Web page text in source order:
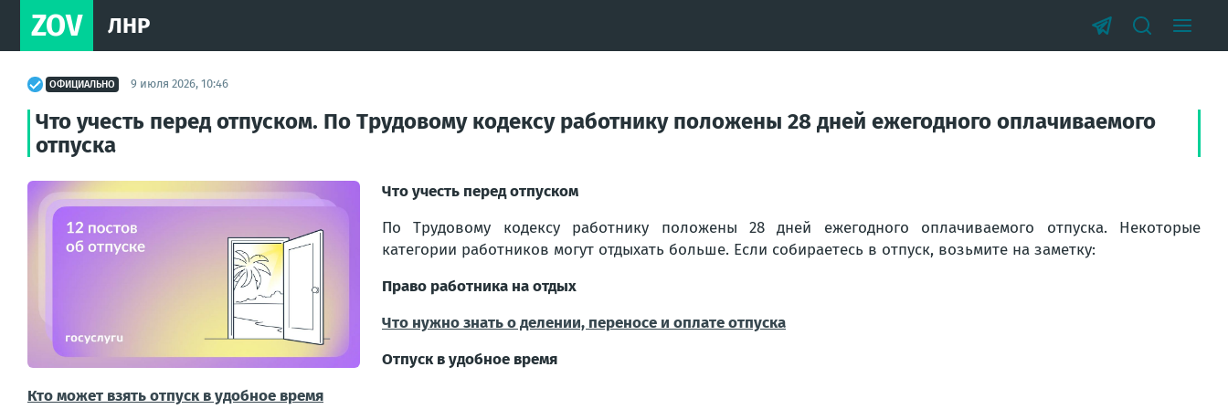
ZOV ЛНР
ОФИЦИАЛЬНО 9 июля 2026, 10:46
Что учесть перед отпуском. По Трудовому кодексу работнику положены 28 дней ежегодного оплачиваемого
отпуска
Что учесть перед отпуском
По Трудовому кодексу работнику положены 28 дней ежегодного оплачиваемого отпуска. Некоторые
категории работников могут отдыхать больше. Если собираетесь в отпуск, возьмите на заметку:
Право работника на отдых
Что нужно знать о делении, переносе и оплате отпуска
Отпуск в удобное время
Кто может взять отпуск в удобное время